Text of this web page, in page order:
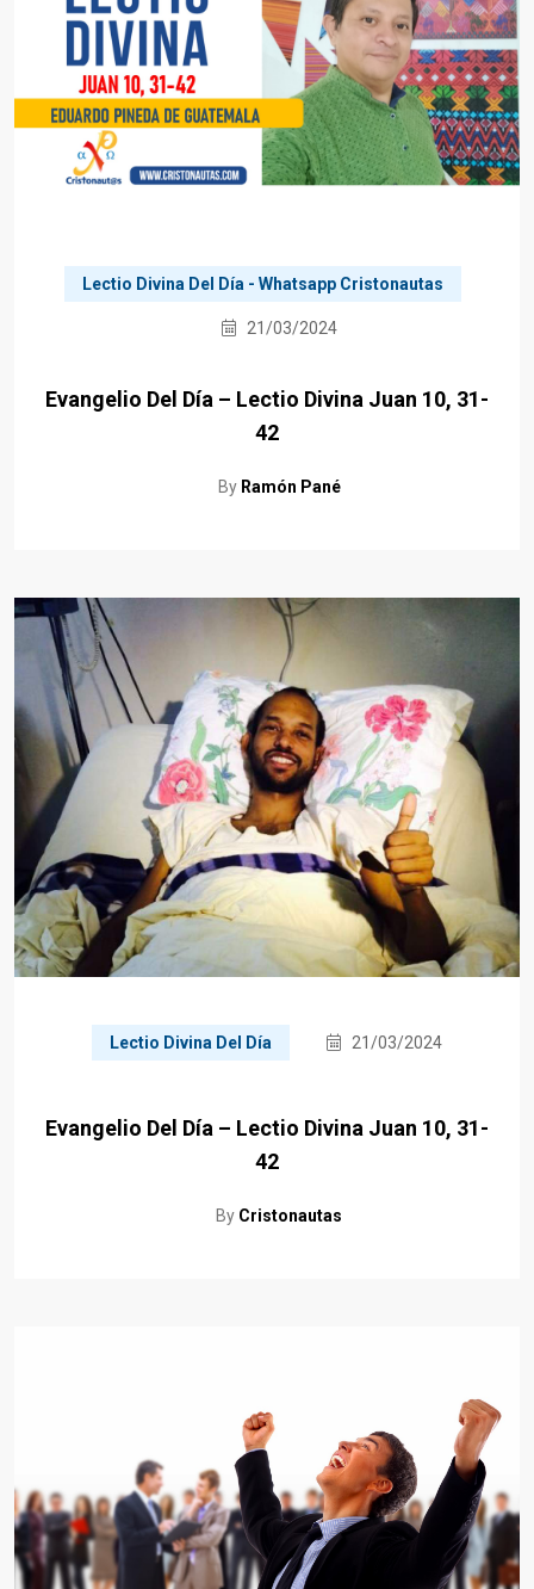
Lectio Divina Del Día - Whatsapp Cristonautas
21/03/2024
Evangelio Del Día – Lectio Divina Juan 10, 31-
42
By Ramón Pané
Lectio Divina Del Día 21/03/2024
Evangelio Del Día – Lectio Divina Juan 10, 31-
42
By Cristonautas